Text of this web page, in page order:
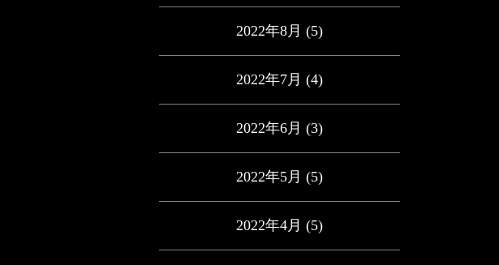
2022年8月 (5)
2022年7月 (4)
2022年6月 (3)
2022年5月 (5)
2022年4月 (5)